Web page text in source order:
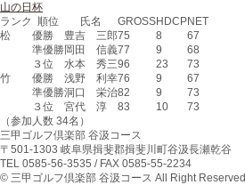
山の日杯
ランク
順位 氏名 GROSSHDCPNET
松
優勝 豊吉 三郎75 8
67
準優勝 岡田 信義77 9
68
３位
水本 秀三96 23
73
竹
優勝 浅野 利幸76 9
67
準優勝洞口 栄治82 9
73
３位
宮代 淳 83 10
73
（参加人数 34名）
三甲ゴルフ倶楽部 谷汲コース
〒 501-1303 岐阜県揖斐郡揖斐川町谷汲長瀬乾谷
TEL 0585-56-3535 / FAX 0585-55-2234
© 三甲ゴルフ倶楽部 谷汲コース All Right Reserved